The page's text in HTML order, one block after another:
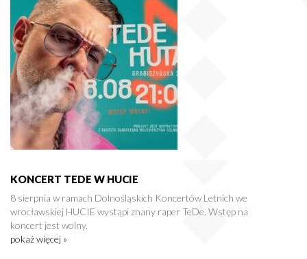
KONCERT TEDE W HUCIE
8 sierpnia w ramach Dolnośląskich Koncertów Letnich we
wrocławskiej HUCIE wystąpi znany raper TeDe. Wstęp na
koncert jest wolny.
pokaż więcej »